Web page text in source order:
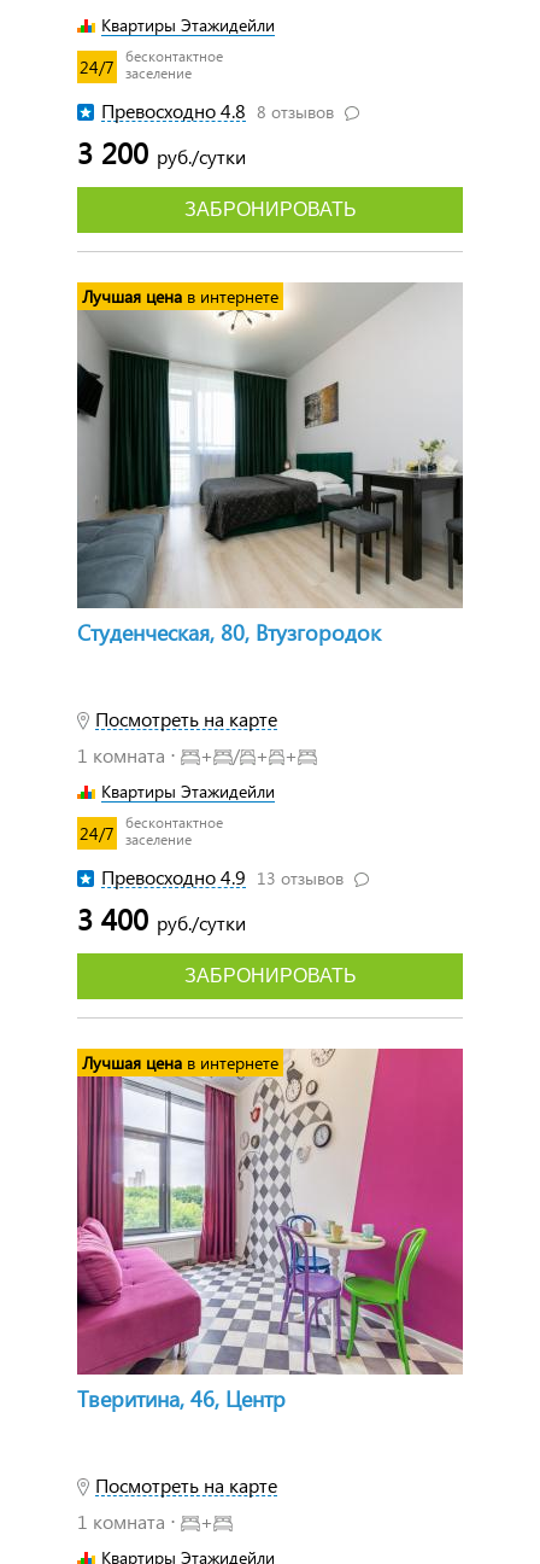
Квартиры Этажидейли
24/7
бесконтактное
заселение
Превосходно 4.8 8 отзывов
3 200 руб./сутки
ЗАБРОНИРОВАТЬ
Студенческая, 80, Втузгородок
Посмотреть на карте
1 комната ⋅
+ / + +
Квартиры Этажидейли
24/7
бесконтактное
заселение
Превосходно 4.9 13 отзывов
3 400 руб./сутки
Лучшая цена в интернете
ЗАБРОНИРОВАТЬ
Тверитина, 46, Центр
Посмотреть на карте
1 комната ⋅
+
Квартиры Этажидейли
Лучшая цена в интернете